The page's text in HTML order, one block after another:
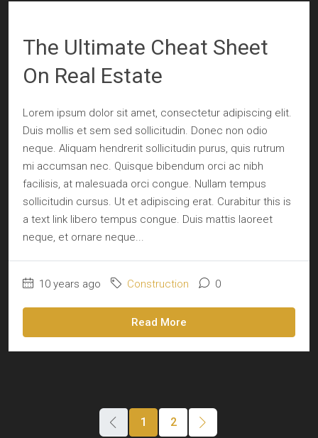
The Ultimate Cheat Sheet
On Real Estate
Lorem ipsum dolor sit amet, consectetur adipiscing elit.
Duis mollis et sem sed sollicitudin. Donec non odio
neque. Aliquam hendrerit sollicitudin purus, quis rutrum
mi accumsan nec. Quisque bibendum orci ac nibh
facilisis, at malesuada orci congue. Nullam tempus
sollicitudin cursus. Ut et adipiscing erat. Curabitur this is
a text link libero tempus congue. Duis mattis laoreet
neque, et ornare neque...
10 years ago Construction 0
Read More
1 2